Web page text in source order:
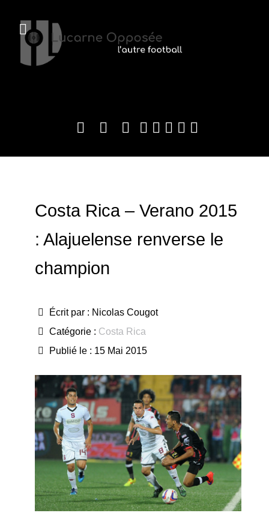
Costa Rica – Verano 2015
: Alajuelense renverse le
champion
Écrit par : Nicolas Cougot
Catégorie : Costa Rica
Publié le : 15 Mai 2015